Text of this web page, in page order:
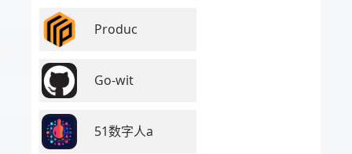
Produc
Go-wit
51数字人a